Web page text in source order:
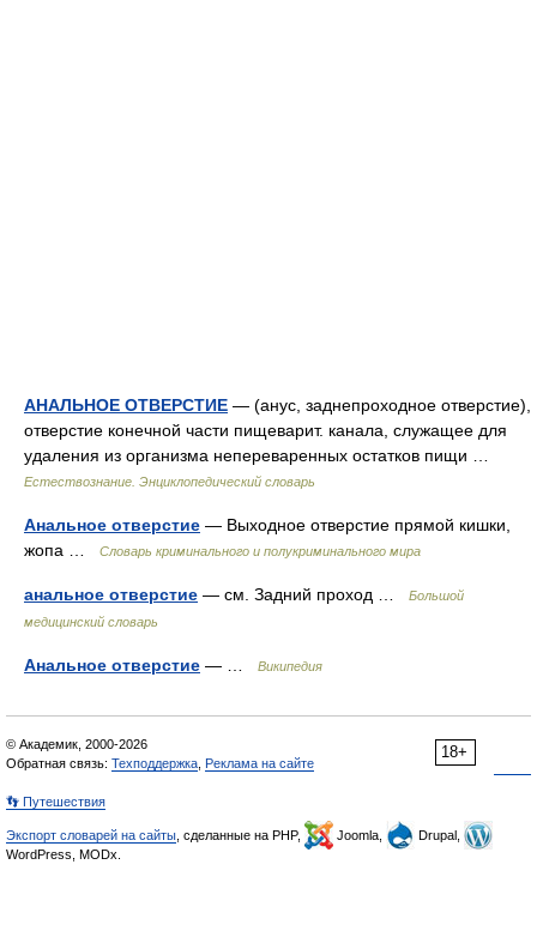
АНАЛЬНОЕ ОТВЕРСТИЕ — (анус, заднепроходное отверстие),
отверстие конечной части пищеварит. канала, служащее для
удаления из организма непереваренных остатков пищи …
Естествознание. Энциклопедический словарь
Анальное отверстие — Выходное отверстие прямой кишки,
жопа …
Словарь криминального и полукриминального мира
анальное отверстие — см. Задний проход …
Большой
медицинский словарь
Анальное отверстие — … Википедия
18+
© Академик, 2000-2026
Обратная связь: Техподдержка Реклама на сайте
👣 Путешествия
Экспорт словарей на сайты , сделанные на PHP, Joomla,
Drupal,
WordPress, MODx.